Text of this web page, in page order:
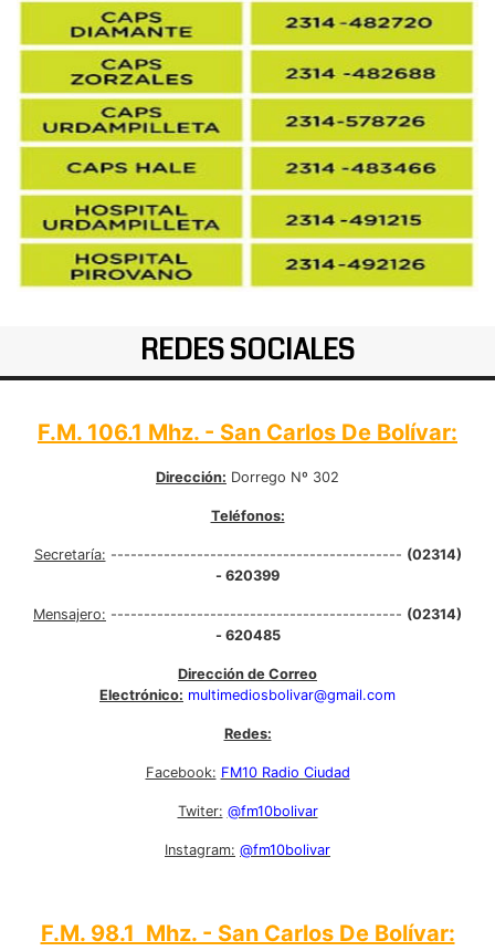
REDES SOCIALES
F.M. 106.1 Mhz. - San Carlos De Bolívar:
Dirección: Dorrego Nº 302
Teléfonos:
Secretaría: -------------------------------------------- (02314)
- 620399
Mensajero: -------------------------------------------- (02314)
- 620485
Dirección de Correo
Electrónico: multimediosbolivar@gmail.com
Redes:
Facebook: FM10 Radio Ciudad
Twiter: @fm10bolivar
Instagram: @fm10bolivar
F.M. 98.1 Mhz. - San Carlos De Bolívar: